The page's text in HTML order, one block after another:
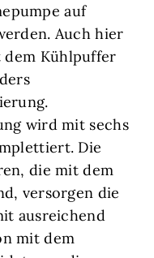
auf
Auch hier
dem Kühlpuffer
wird mit sechs
Die
die mit dem
versorgen die
ausreichend
mit dem